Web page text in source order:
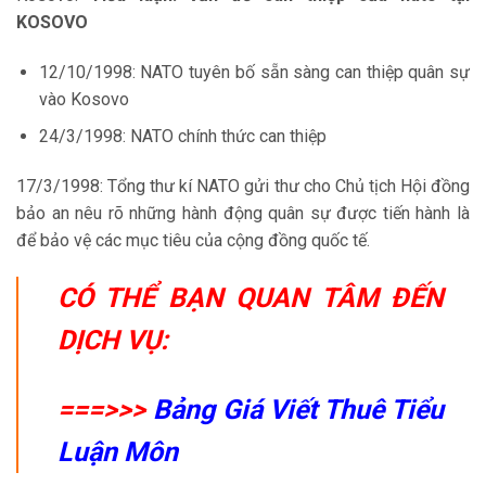
KOSOVO
12/10/1998: NATO tuyên bố sẵn sàng can thiệp quân sự
vào Kosovo
24/3/1998: NATO chính thức can thiệp
17/3/1998: Tổng thư kí NATO gửi thư cho Chủ tịch Hội đồng
bảo an nêu rõ những hành động quân sự được tiến hành là
để bảo vệ các mục tiêu của cộng đồng quốc tế.
CÓ THỂ BẠN QUAN TÂM ĐẾN
DỊCH VỤ:
===>>> Bảng Giá Viết Thuê Tiểu
Luận Môn